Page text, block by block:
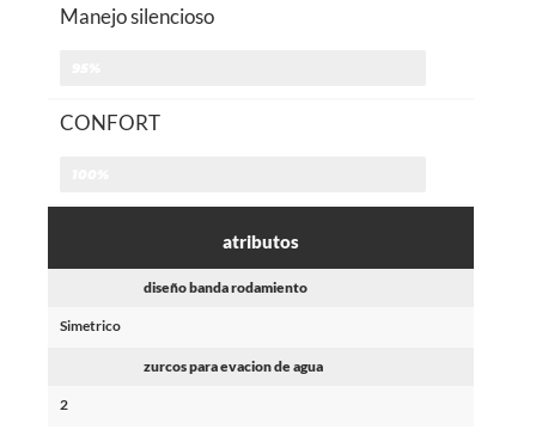
Manejo silencioso
CONFORT
atributos
diseño banda rodamiento
Simetrico
zurcos para evacion de agua
2